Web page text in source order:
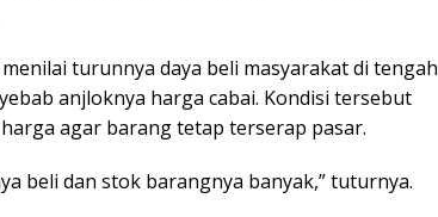
turunnya daya beli masyarakat di tengah
anjloknya harga cabai. Kondisi tersebut
agar barang tetap terserap pasar.
beli dan stok barangnya banyak,” tuturnya.